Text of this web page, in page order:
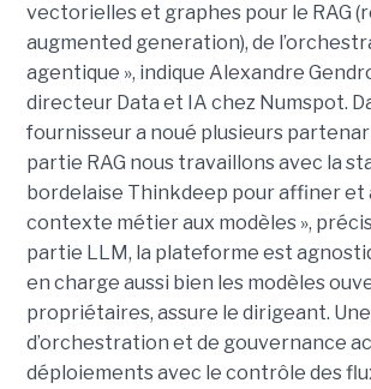
vectorielles et graphes pour le RAG
augmented generation), de
agentique », indique Alexandre
directeur Data et IA chez Numspot.
fournisseur a noué plusieurs
partie RAG nous travaillons avec la
bordelaise Thinkdeep pour affiner et
contexte métier aux modèles »,
partie LLM, la plateforme est
en charge aussi bien les modèles
propriétaires, assure le dirigeant.
d’orchestration et de gouvernance
déploiements avec le contrôle des